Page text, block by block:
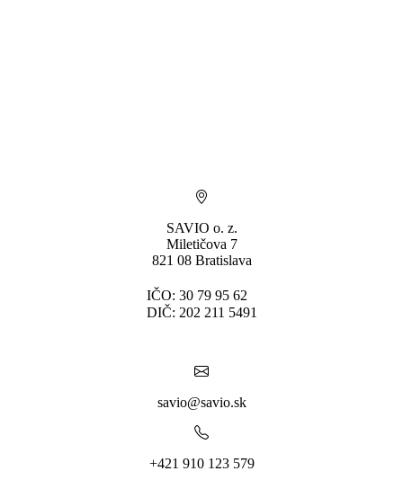
SAVIO o. z.
Miletičova 7
821 08 Bratislava
IČO: 30 79 95 62
DIČ: 202 211 5491
savio@savio.sk
+421 910 123 579